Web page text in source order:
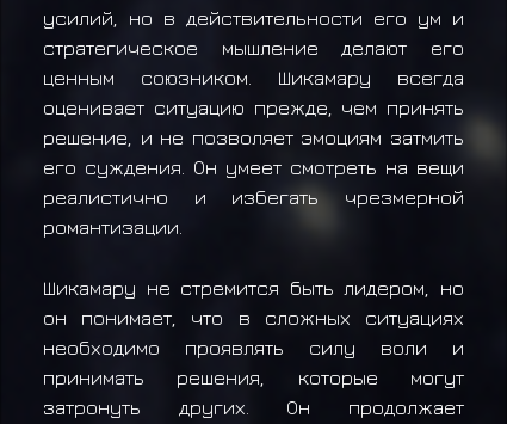
усилий, но в действительности его ум и
стратегическое мышление делают его
ценным союзником. Шикамару всегда
оценивает ситуацию прежде, чем принять
решение, и не позволяет эмоциям затмить
его суждения. Он умеет смотреть на вещи
реалистично и избегать чрезмерной
романтизации.
Шикамару не стремится быть лидером, но
он понимает, что в сложных ситуациях
необходимо проявлять силу воли и
принимать решения, которые могут
затронуть других. Он продолжает